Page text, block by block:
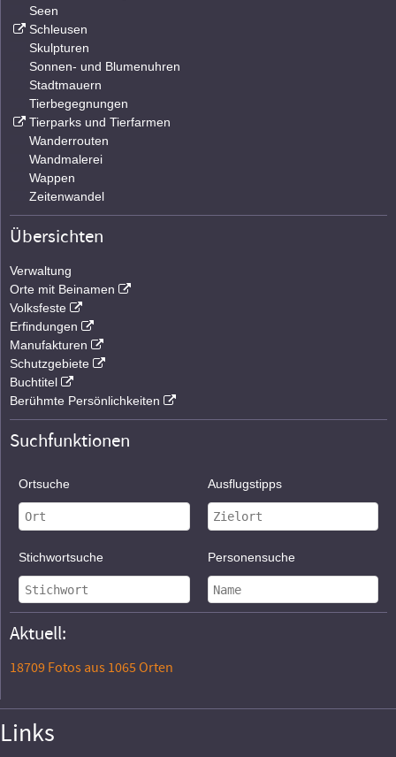
Seen
Schleusen
Skulpturen
Sonnen- und Blumenuhren
Stadtmauern
Tierbegegnungen
Tierparks und Tierfarmen
Wanderrouten
Wandmalerei
Wappen
Zeitenwandel
Übersichten
Verwaltung
Orte mit Beinamen
Volksfeste
Erfindungen
Manufakturen
Schutzgebiete
Buchtitel
Berühmte Persönlichkeiten
Suchfunktionen
Ortsuche Ausflugstipps
Stichwortsuche Personensuche
Aktuell:
18709 Fotos aus 1065 Orten
Links